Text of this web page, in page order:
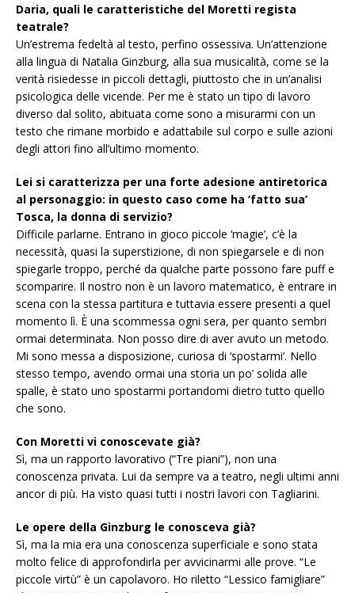
Daria, quali le caratteristiche del Moretti regista
teatrale?
Un’estrema fedeltà al testo, perfino ossessiva. Un’attenzione
alla lingua di Natalia Ginzburg, alla sua musicalità, come se la
verità risiedesse in piccoli dettagli, piuttosto che in un’analisi
psicologica delle vicende. Per me è stato un tipo di lavoro
diverso dal solito, abituata come sono a misurarmi con un
testo che rimane morbido e adattabile sul corpo e sulle azioni
degli attori fino all’ultimo momento.
Lei si caratterizza per una forte adesione antiretorica
al personaggio: in questo caso come ha ‘fatto sua’
Tosca, la donna di servizio?
Difficile parlarne. Entrano in gioco piccole ‘magie’, c’è la
necessità, quasi la superstizione, di non spiegarsele e di non
spiegarle troppo, perché da qualche parte possono fare puff e
scomparire. Il nostro non è un lavoro matematico, è entrare in
scena con la stessa partitura e tuttavia essere presenti a quel
momento lì. È una scommessa ogni sera, per quanto sembri
ormai determinata. Non posso dire di aver avuto un metodo.
Mi sono messa a disposizione, curiosa di ‘spostarmi’. Nello
stesso tempo, avendo ormai una storia un po’ solida alle
spalle, è stato uno spostarmi portandomi dietro tutto quello
che sono.
Con Moretti vi conoscevate già?
Sì, ma un rapporto lavorativo (“Tre piani”), non una
conoscenza privata. Lui da sempre va a teatro, negli ultimi anni
ancor di più. Ha visto quasi tutti i nostri lavori con Tagliarini.
Le opere della Ginzburg le conosceva già?
Sì, ma la mia era una conoscenza superficiale e sono stata
molto felice di approfondirla per avvicinarmi alle prove. “Le
piccole virtù” è un capolavoro. Ho riletto “Lessico famigliare”